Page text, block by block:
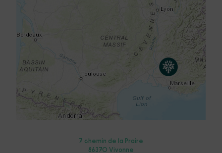
7 chemin de la Praire
86370 Vivonne